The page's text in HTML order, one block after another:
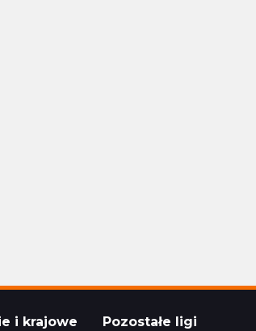
i krajowe
Pozostałe ligi